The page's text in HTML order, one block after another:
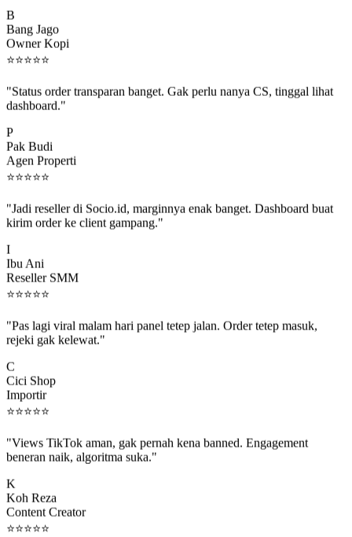
Bang Jago
Owner Kopi
⭐⭐⭐⭐⭐
dashboard."
Pak Budi
Agen Properti
⭐⭐⭐⭐⭐
kirim order ke client gampang."
Ibu Ani
Reseller SMM
⭐⭐⭐⭐⭐
rejeki gak kelewat."
Cici Shop
Importir
⭐⭐⭐⭐⭐
beneran naik, algoritma suka."
Koh Reza
Content Creator
⭐⭐⭐⭐⭐